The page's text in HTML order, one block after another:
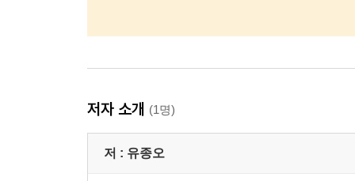
저자 소개 (1명)
저 : 유종오